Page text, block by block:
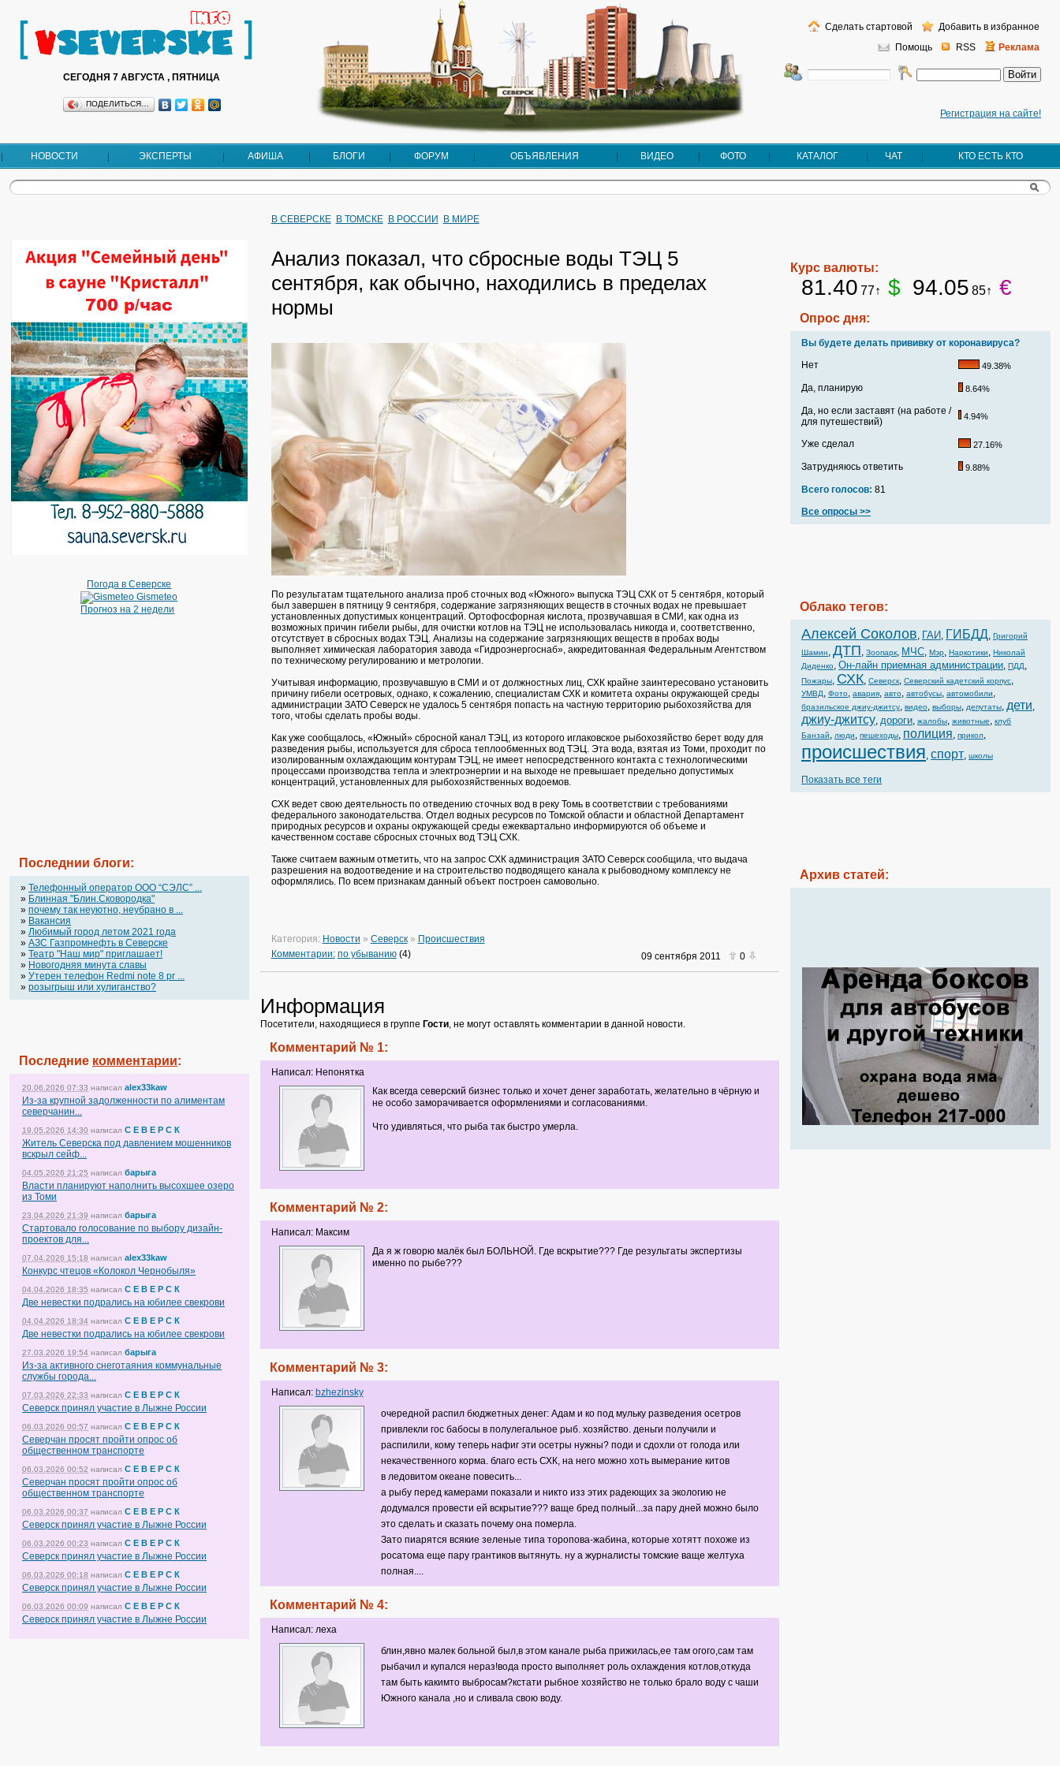
СЕГОДНЯ 7 АВГУСТА , ПЯТНИЦА
ПОДЕЛИТЬСЯ…
Регистрация на сайте!
Помощь RSS Реклама
Сделать стартовой Добавить в избранное
НОВОСТИ ЭКСПЕРТЫ АФИША БЛОГИ ФОРУМ ОБЪЯВЛЕНИЯ ВИДЕО ФОТО КАТАЛОГ ЧАТ КТО ЕСТЬ КТО
Погода в Северске
Gismeteo
Прогноз на 2 недели
Последнии блоги:
» Телефонный оператор OOO “СЭЛС” ...
» Блинная "Блин.Сковородка"
» почему так неуютно, неубрано в ...
» Вакансия
» Любимый город летом 2021 года
» АЗС Газпромнефть в Северске
» Театр "Наш мир" приглашает!
» Новогодняя минута славы
» Утерен телефон Redmi note 8 pr ...
» розыгрыш или хулиганство?
Последние комментарии:
20.06.2026 07:33 написал alex33kaw
Из-за крупной задолженности по алиментам
северчанин...
19.05.2026 14:30 написал С Е В Е Р С К
Житель Северска под давлением мошенников
вскрыл сейф...
04.05.2026 21:25 написал барыга
Власти планируют наполнить высохшее озеро
из Томи
23.04.2026 21:39 написал барыга
Стартовало голосование по выбору дизайн-
проектов для...
07.04.2026 15:18 написал alex33kaw
Конкурс чтецов «Колокол Чернобыля»
04.04.2026 18:35 написал С Е В Е Р С К
Две невестки подрались на юбилее свекрови
04.04.2026 18:34 написал С Е В Е Р С К
Две невестки подрались на юбилее свекрови
27.03.2026 19:54 написал барыга
Из-за активного снеготаяния коммунальные
службы города...
07.03.2026 22:33 написал С Е В Е Р С К
Северск принял участие в Лыжне России
06.03.2026 00:57 написал С Е В Е Р С К
Северчан просят пройти опрос об
общественном транспорте
06.03.2026 00:52 написал С Е В Е Р С К
Северчан просят пройти опрос об
общественном транспорте
06.03.2026 00:37 написал С Е В Е Р С К
Северск принял участие в Лыжне России
06.03.2026 00:23 написал С Е В Е Р С К
Северск принял участие в Лыжне России
06.03.2026 00:18 написал С Е В Е Р С К
Северск принял участие в Лыжне России
06.03.2026 00:09 написал С Е В Е Р С К
Северск принял участие в Лыжне России
В СЕВЕРСКЕ В ТОМСКЕ В РОССИИ В МИРЕ
Анализ показал, что сбросные воды ТЭЦ 5
сентября, как обычно, находились в пределах
нормы
По результатам тщательного анализа проб сточных вод «Южного» выпуска ТЭЦ СХК от 5 сентября, который
был завершен в пятницу 9 сентября, содержание загрязняющих веществ в сточных водах не превышает
установленных допустимых концентраций. Ортофосфорная кислота, прозвучавшая в СМИ, как одна из
возможных причин гибели рыбы, для очистки котлов на ТЭЦ не использовалась никогда и, соответственно,
отсутствует в сбросных водах ТЭЦ. Анализы на содержание загрязняющих веществ в пробах воды
выполняет химическая лаборатория завода «Гидроэнергоснаб», аккредитованная Федеральным Агентством
по техническому регулированию и метрологии.
Учитывая информацию, прозвучавшую в СМИ и от должностных лиц, СХК крайне заинтересовано установить
причину гибели осетровых, однако, к сожалению, специалистам СХК и комитета охраны окружающей среды
администрации ЗАТО Северск не удалось 5 сентября попасть на частную территорию рыбохозяйства для
того, чтобы сделать пробы воды.
Как уже сообщалось, «Южный» сбросной канал ТЭЦ, из которого иглаковское рыбохозяйство берет воду для
разведения рыбы, используется для сброса теплообменных вод ТЭЦ. Эта вода, взятая из Томи, проходит по
изолированным охлаждающим контурам ТЭЦ, не имеет непосредственного контакта с технологическими
процессами производства тепла и электроэнергии и на выходе не превышает предельно допустимых
концентраций, установленных для рыбохозяйственных водоемов.
СХК ведет свою деятельность по отведению сточных вод в реку Томь в соответствии с требованиями
федерального законодательства. Отдел водных ресурсов по Томской области и областной Департамент
природных ресурсов и охраны окружающей среды ежеквартально информируются об объеме и
качественном составе сбросных сточных вод ТЭЦ СХК.
Также считаем важным отметить, что на запрос СХК администрация ЗАТО Северск сообщила, что выдача
разрешения на водоотведение и на строительство подводящего канала к рыбоводному комплексу не
оформлялись. По всем признакам данный объект построен самовольно.
Категория: Новости » Северск» Происшествия
Комментарии: по убыванию(4) 09 сентября 2011 0
Информация
Посетители, находящиеся в группе Гости, не могут оставлять комментарии в данной новости.
Комментарий № 1:
Написал: Непонятка
Как всегда северский бизнес только и хочет денег заработать, желательно в чёрную и
не особо заморачивается оформлениями и согласованиями.
Что удивляться, что рыба так быстро умерла.
Комментарий № 2:
Написал: Максим
Да я ж говорю малёк был БОЛЬНОЙ. Где вскрытие??? Где результаты экспертизы
именно по рыбе???
Комментарий № 3:
Написал: bzhezinsky
очередной распил бюджетных денег: Адам и ко под мульку разведения осетров
привлекли гос бабосы в полулегальное рыб. хозяйство. деньги получили и
распилили, кому теперь нафиг эти осетры нужны? поди и сдохли от голода или
некачественного корма. благо есть СХК, на него можно хоть вымерание китов
в ледовитом океане повесить...
а рыбу перед камерами показали и никто изз этих радеющих за экологию не
додумался провести ей вскрытие??? ваще бред полный...за пару дней можно было
это сделать и сказать почему она померла.
Зато пиарятся всякие зеленые типа торопова-жабина, которые хотятт похоже из
росатома еще пару грантиков вытянуть. ну а журналисты томские ваще желтуха
полная....
Комментарий № 4:
Написал: леха
блин,явно малек больной был,в этом канале рыба прижилась,ее там огого,сам там
рыбачил и купался нераз!вода просто выполняет роль охлаждения котлов,откуда
там быть какимто выбросам?кстати рыбное хозяйство не только брало воду с чаши
Южного канала ,но и сливала свою воду.
Курс валюты:
81.40 77↑ $ 94.05 85↑ €
Опрос дня:
Вы будете делать прививку от коронавируса?
Нет
49.38%
Да, планирую 8.64%
Да, но если заставят (на работе /
для путешествий)
4.94%
Уже сделал 27.16%
Затрудняюсь ответить 9.88%
Всего голосов: 81
Все опросы >>
Облако тегов:
Алексей Соколов, ГАИ, ГИБДД, Григорий
Шамин, ДТП, Зоопарк, МЧС, Мэр, Наркотики, Николай
Диденко, Он-лайн приемная администрации, ПДД,
Пожары, СХК, Северск, Северский кадетский корпус,
УМВД, Фото, авария, авто, автобусы, автомобили,
бразильское джиу-джитсу, видео, выборы, депутаты, дети,
джиу-джитсу, дороги, жалобы, животные, клуб
Банзай, люди, пешеходы, полиция, прикол,
происшествия, спорт, школы
Показать все теги
Архив статей: